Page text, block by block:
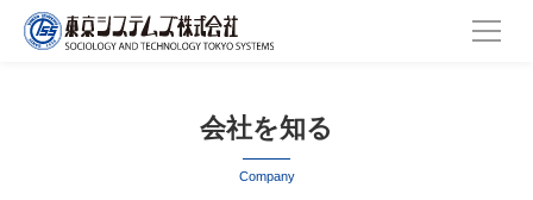
会社を知る
Company